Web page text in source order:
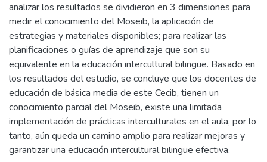
analizar los resultados se dividieron en 3 dimensiones para
medir el conocimiento del Moseib, la aplicación de
estrategias y materiales disponibles; para realizar las
planificaciones o guías de aprendizaje que son su
equivalente en la educación intercultural bilingüe. Basado en
los resultados del estudio, se concluye que los docentes de
educación de básica media de este Cecib, tienen un
conocimiento parcial del Moseib, existe una limitada
implementación de prácticas interculturales en el aula, por lo
tanto, aún queda un camino amplio para realizar mejoras y
garantizar una educación intercultural bilingüe efectiva.